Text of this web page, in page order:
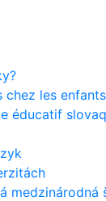
chez les enfants
éducatif
medzinárodná